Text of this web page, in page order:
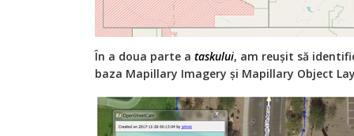
În a doua parte a taskului, am reușit să
baza Mapillary Imagery și Mapillary Object